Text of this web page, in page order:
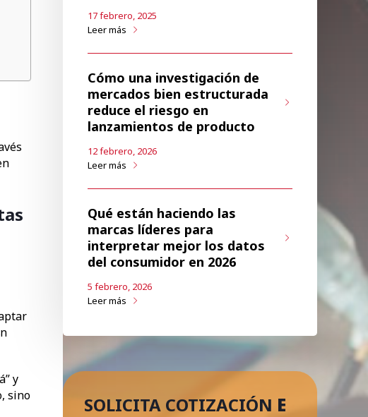
y
sino
17 febrero, 2025
Leer más
Cómo una investigación de
mercados bien estructurada
reduce el riesgo en
lanzamientos de producto
12 febrero, 2026
Leer más
Qué están haciendo las
marcas líderes para
interpretar mejor los datos
del consumidor en 2026
5 febrero, 2026
Leer más
SOLICITA COTIZACIÓN E